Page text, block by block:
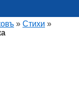
» Стихи »